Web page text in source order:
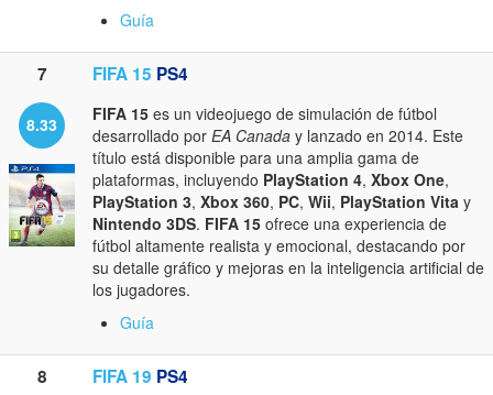
Guía
7 FIFA 15 PS4
8.33 FIFA 15 es un videojuego de simulación de fútbol
desarrollado por EA Canada y lanzado en 2014. Este
título está disponible para una amplia gama de
plataformas, incluyendo PlayStation 4, Xbox One,
PlayStation 3, Xbox 360, PC, Wii, PlayStation Vita y
Nintendo 3DS. FIFA 15 ofrece una experiencia de
fútbol altamente realista y emocional, destacando por
su detalle gráfico y mejoras en la inteligencia artificial de
los jugadores.
Guía
8 FIFA 19 PS4